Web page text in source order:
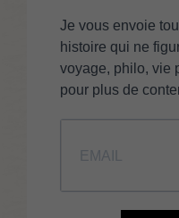
Je vous envoie
histoire qui ne
voyage, philo, vie
pour plus de